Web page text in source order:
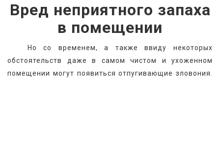
Вред неприятного запаха
в помещении
Но со временем, а также ввиду некоторых
обстоятельств даже в самом чистом и ухоженном
помещении могут появиться отпугивающие зловония.